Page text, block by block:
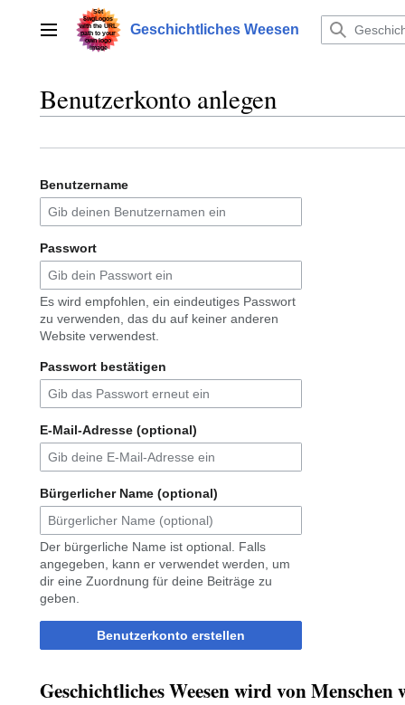
springenHauptmenü Geschichtliches Weesen
Benutzerkonto anlegen
Benutzername
Passwort
Es wird empfohlen, ein eindeutiges Passwort
zu verwenden, das du auf keiner anderen
Website verwendest.
Passwort bestätigen
E-Mail-Adresse (optional)
Bürgerlicher Name (optional)
Der bürgerliche Name ist optional. Falls
angegeben, kann er verwendet werden, um
dir eine Zuordnung für deine Beiträge zu
geben.
Benutzerkonto erstellen
Geschichtliches Weesen wird von Menschen